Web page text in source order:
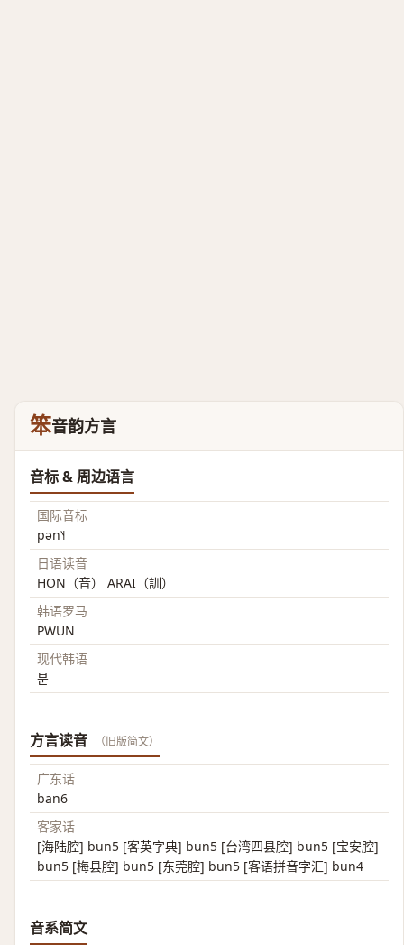
笨音韵方言
音标 & 周边语言
国际音标
pən˥˧
日语读音
HON（音） ARAI（訓）
韩语罗马
PWUN
现代韩语
분
方言读音 （旧版简文）
广东话
ban6
客家话
[海陆腔] bun5 [客英字典] bun5 [台湾四县腔] bun5 [宝安腔]
bun5 [梅县腔] bun5 [东莞腔] bun5 [客语拼音字汇] bun4
音系简文